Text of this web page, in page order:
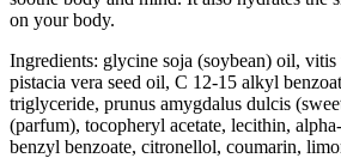
on your body.
Ingredients: glycine soja (soybean) oil,
pistacia vera seed oil, C 12-15 alkyl
triglyceride, prunus amygdalus dulcis
(parfum), tocopheryl acetate, lecithin,
benzyl benzoate, citronellol, coumarin,